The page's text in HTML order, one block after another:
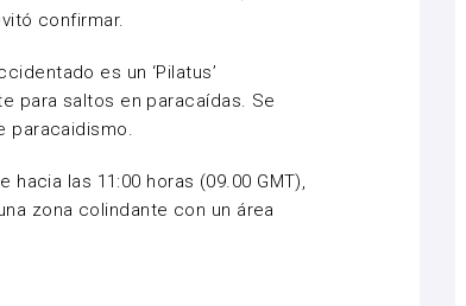
confirmar.
es un ‘Pilatus’
para saltos en paracaídas. Se
paracaidismo.
hacia las 11:00 horas (09.00 GMT),
zona colindante con un área